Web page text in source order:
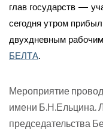
глав государств —
сегодня утром
двухдневным
БЕЛТА.
Мероприятие
имени Б.Н.Ельцина.
председательства